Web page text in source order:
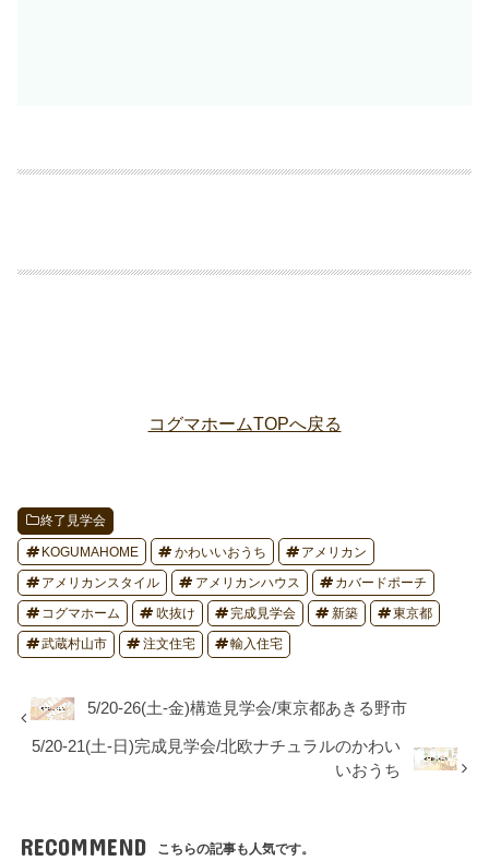
コグマホームTOPへ戻る
終了見学会
KOGUMAHOME かわいいおうち アメリカン
アメリカンスタイル アメリカンハウス カバードポーチ
コグマホーム 吹抜け 完成見学会 新築 東京都
武蔵村山市 注文住宅 輸入住宅
5/20-26(土-金)構造見学会/東京都あきる野市
5/20-21(土-日)完成見学会/北欧ナチュラルのかわい
いおうち
RECOMMEND こちらの記事も人気です。